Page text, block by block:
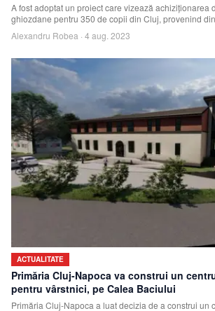
A fost adoptat un proiect care vizează achiziționarea
ghiozdane pentru 350 de copii din Cluj, provenind
Alexandru Robea · 4 aug. 2023
ACTUALITATE
Primăria Cluj-Napoca va construi un
pentru vârstnici, pe Calea Baciului
Primăria Cluj-Napoca a luat decizia de a construi un